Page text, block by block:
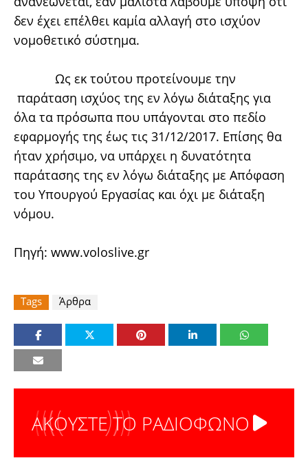
δεν έχει επέλθει καμία αλλαγή στο ισχύον
νομοθετικό σύστημα.
Ως εκ τούτου προτείνουμε την
παράταση ισχύος της εν λόγω διάταξης για
όλα τα πρόσωπα που υπάγονται στο πεδίο
εφαρμογής της έως τις 31/12/2017. Επίσης θα
ήταν χρήσιμο, να υπάρχει η δυνατότητα
παράτασης της εν λόγω διάταξης με Απόφαση
του Υπουργού Εργασίας και όχι με διάταξη
νόμου.
Πηγή: www.voloslive.gr
Tags Άρθρα
ΑΚΟΥΣΤΕ ΤΟ ΡΑΔΙΟΦΩΝΟ